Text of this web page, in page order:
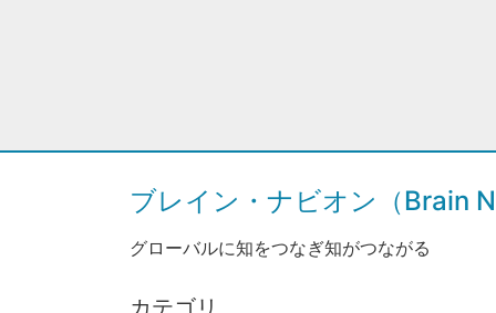
ブレイン・ナビオン（Brain
グローバルに知をつなぎ知がつながる
カテゴリ